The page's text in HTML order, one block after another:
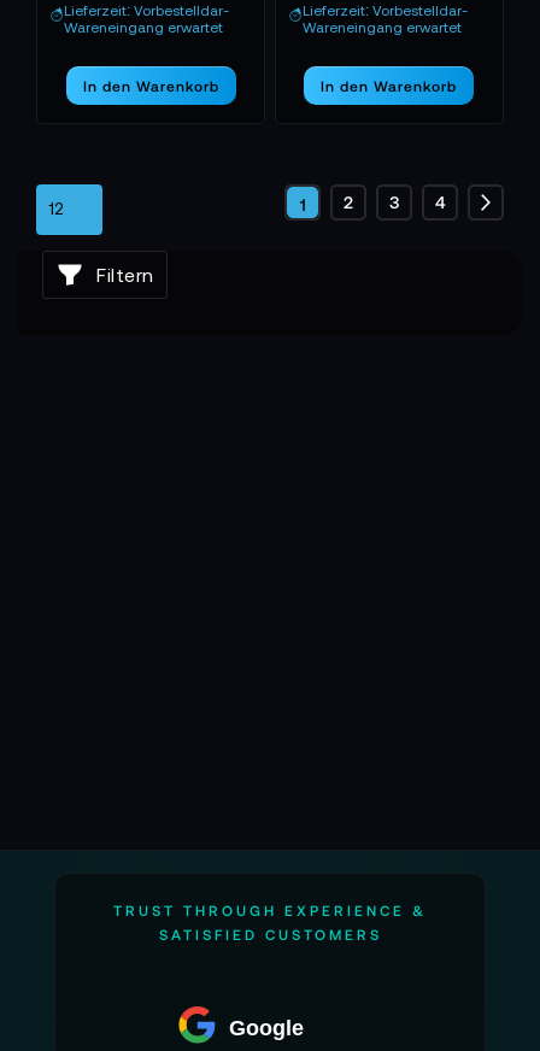
Lieferzeit: Vorbestelldar-
Wareneingang erwartet
In den Warenkorb
Lieferzeit: Vorbestelldar-
Wareneingang erwartet
In den Warenkorb
Seite
Sie
1 Seite
2 Seite
3 Seite
4
Filtern
TRUST THROUGH EXPERIENCE &
SATISFIED CUSTOMERS
Google